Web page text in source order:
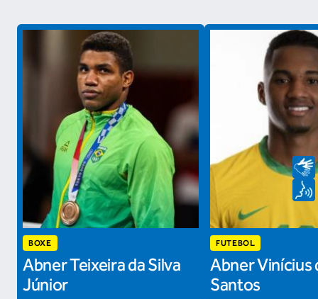
BOXE
Abner Teixeira da Silva
Júnior
FUTEBOL
Abner Vinícius
Santos